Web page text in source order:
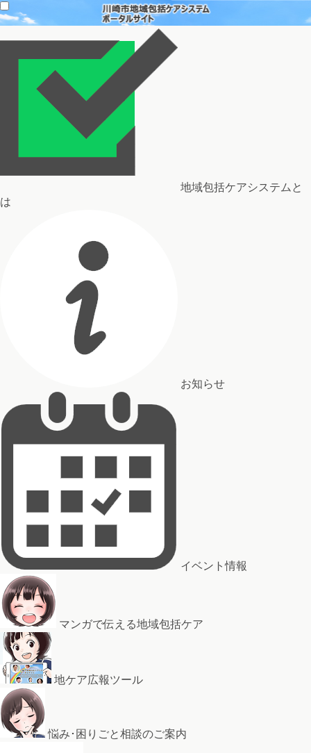
地域包括ケアシステムと
は
お知らせ
イベント情報
マンガで伝える地域包括ケア
地ケア広報ツール
悩み･困りごと相談のご案内